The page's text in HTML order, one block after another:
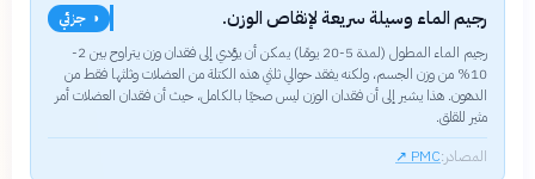
رجيم الماء وسيلة سريعة لإنقاص الوزن.
◑ جزئي
رجيم الماء المطول (لمدة 5-20 يومًا) يمكن أن يؤدي إلى فقدان وزن يتراوح بين 2-
10% من وزن الجسم، ولكنه يفقد حوالي ثلثي هذه الكتلة من العضلات وثلثها فقط من
الدهون. هذا يشير إلى أن فقدان الوزن ليس صحيًا بالكامل، حيث أن فقدان العضلات أمر
مثير للقلق.
المصادر:PMC
↗